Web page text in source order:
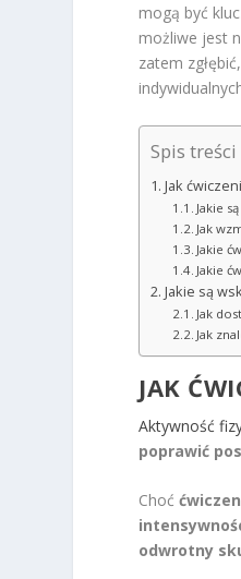
mogą być
możliwe jest
zatem
Spis treści
Jak
Jakie
Jak
Jakie
Jakie
Jakie są
Jak
Jak
JAK
Aktywność
poprawić
Choć
odwrotny